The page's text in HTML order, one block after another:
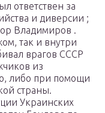
ответствен за
и диверсии ;
Владимиров .
так и внутри
врагов СССР
из
либо при помощи
страны.
Украинских